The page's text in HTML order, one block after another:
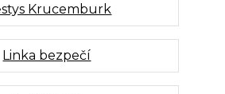
Krucemburk
Linka bezpečí